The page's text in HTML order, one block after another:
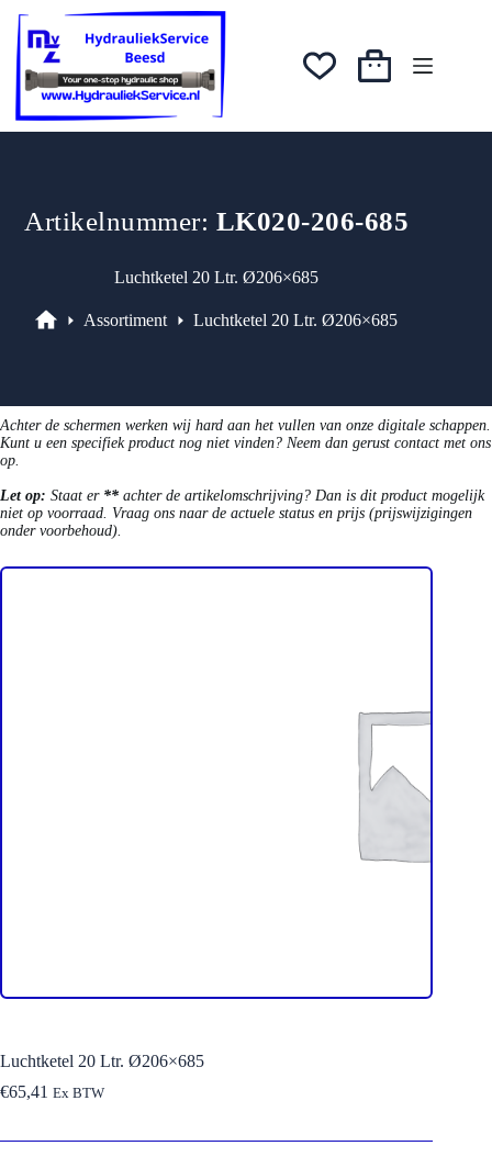
naar
inhoud
Winkelwagen
Artikelnummer: LK020-206-685
Luchtketel 20 Ltr. Ø206×685
Assortiment Luchtketel 20 Ltr. Ø206×685
Achter de schermen werken wij hard aan het vullen van onze digitale schappen.
Kunt u een specifiek product nog niet vinden? Neem dan gerust contact met ons
op.
Let op: Staat er ** achter de artikelomschrijving? Dan is dit product mogelijk
niet op voorraad. Vraag ons naar de actuele status en prijs (prijswijzigingen
onder voorbehoud).
Luchtketel 20 Ltr. Ø206×685
€65,41 Ex BTW